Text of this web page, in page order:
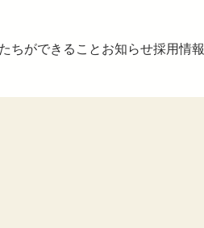
ちができること お知らせ採用情報